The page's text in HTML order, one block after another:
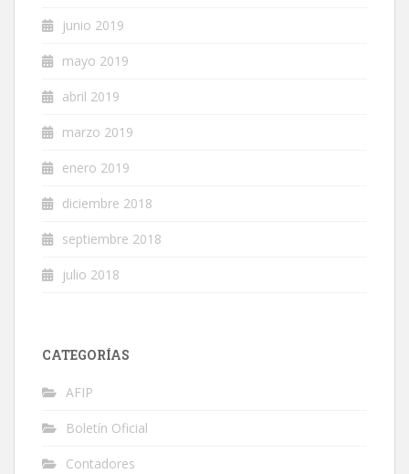
junio 2019
mayo 2019
abril 2019
marzo 2019
enero 2019
diciembre 2018
septiembre 2018
julio 2018
CATEGORÍAS
AFIP
Boletín Oficial
Contadores